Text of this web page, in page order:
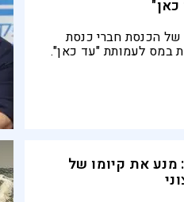
של הכנסת חברי כנסת
במס לעמותת "עד כאן".
של ענשי שמאל"
מנע את קיומו של